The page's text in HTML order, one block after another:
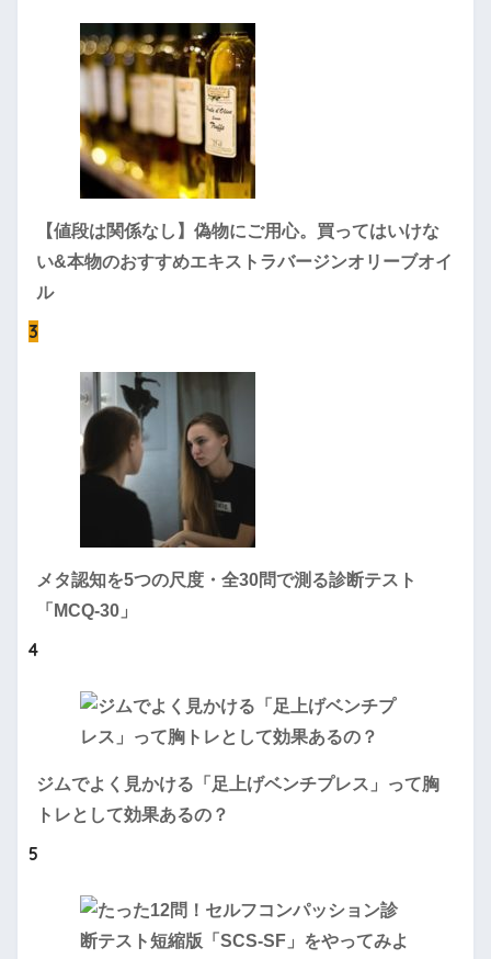
【値段は関係なし】偽物にご用心。買ってはいけな
い&本物のおすすめエキストラバージンオリーブオイ
ル
3
メタ認知を5つの尺度・全30問で測る診断テスト
「MCQ-30」
4
ジムでよく見かける「足上げベンチプレス」って胸
トレとして効果あるの？
5